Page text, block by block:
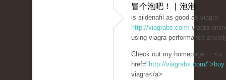
冒个泡吧！ | 泡泡
is sildenafil as good as viagra
http://viagrabs.com/ viagra
using viagra performance
Check out my homepage ... <a
href=" http://viagrabs.com/">buy
viagra</a>